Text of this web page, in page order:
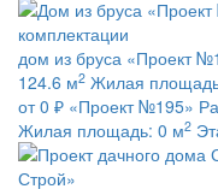
дом из бруса «Проект
124.6 м2 Жилая
от 0 ₽ «Проект №195»
Жилая площадь: 0 м2